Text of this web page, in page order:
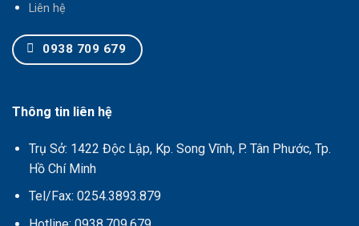
Liên hệ
0938 709 679
Thông tin liên hệ
Trụ Sở: 1422 Độc Lập, Kp. Song Vĩnh, P. Tân Phước, Tp.
Hồ Chí Minh
Tel/Fax: 0254.3893.879